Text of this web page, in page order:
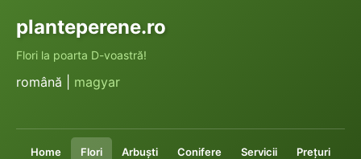
planteperene.ro
Flori la poarta D-voastră!
română | magyar
Home Flori Arbuşti Conifere Servicii Preţuri